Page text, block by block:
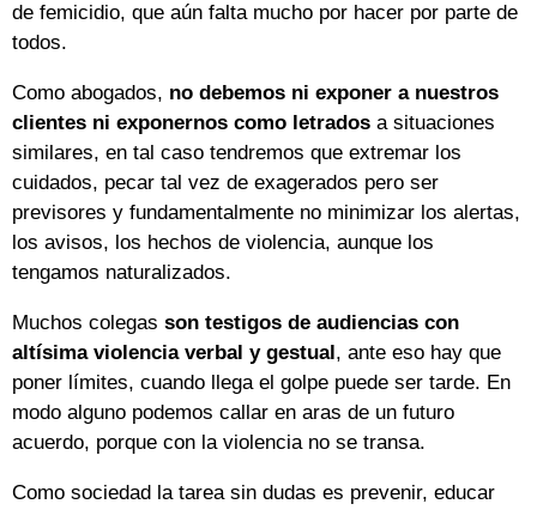
de femicidio, que aún falta mucho por hacer por parte de
todos.
Como abogados, no debemos ni exponer a nuestros
clientes ni exponernos como letrados a situaciones
similares, en tal caso tendremos que extremar los
cuidados, pecar tal vez de exagerados pero ser
previsores y fundamentalmente no minimizar los alertas,
los avisos, los hechos de violencia, aunque los
tengamos naturalizados.
Muchos colegas son testigos de audiencias con
altísima violencia verbal y gestual, ante eso hay que
poner límites, cuando llega el golpe puede ser tarde. En
modo alguno podemos callar en aras de un futuro
acuerdo, porque con la violencia no se transa.
Como sociedad la tarea sin dudas es prevenir, educar